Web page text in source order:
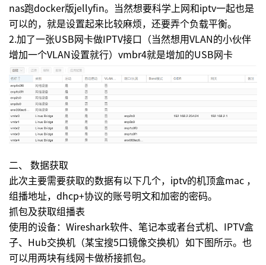
nas跑docker版jellyfin。当然想要科学上网和iptv一起也是
可以的，就是设置起来比较麻烦，还要弄个负载平衡。
2.加了一张USB网卡做IPTV接口（当然想用VLAN的小伙伴
增加一个VLAN设置就行）vmbr4就是增加的USB网卡
二、 数据获取
此次主要需要获取的数据有以下几个，iptv的机顶盒mac ，
组播地址，dhcp+协议的账号明文和加密的密码。
抓包及获取组播表
使用的设备：Wireshark软件、笔记本或者台式机、IPTV盒
子、Hub交换机（某宝搜5口镜像交换机）如下图所示。也
可以用两块有线网卡做桥接抓包。